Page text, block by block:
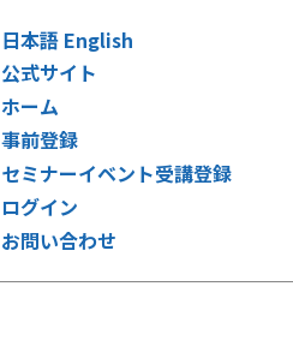
日本語 English
公式サイト
ホーム
事前登録
セミナーイベント受講登録
ログイン
お問い合わせ